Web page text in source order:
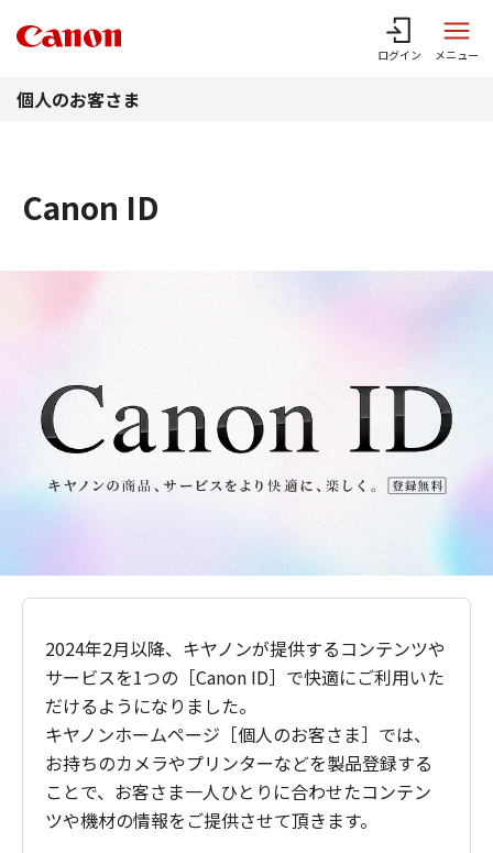
ログイン メニュー
個人のお客さま
Canon ID
2024年2月以降、キヤノンが提供するコンテンツや
サービスを1つの［Canon ID］で快適にご利用いた
だけるようになりました。
キヤノンホームページ［個人のお客さま］では、
お持ちのカメラやプリンターなどを製品登録する
ことで、お客さま一人ひとりに合わせたコンテン
ツや機材の情報をご提供させて頂きます。